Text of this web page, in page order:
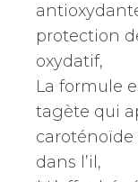
protection
oxydatif,
La formule
tagète qui
dans l’il,